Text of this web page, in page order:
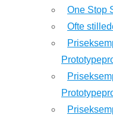
One Stop
Ofte